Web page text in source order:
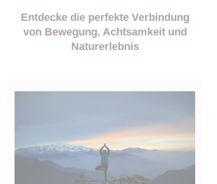
Entdecke die perfekte Verbindung
von Bewegung, Achtsamkeit und
Naturerlebnis